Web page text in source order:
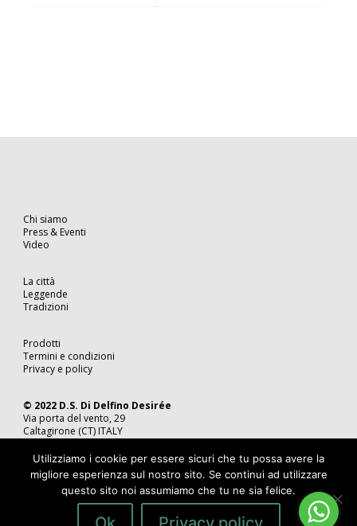
Chi siamo
Press & Eventi
Video
La città
Leggende
Tradizioni
Prodotti
Termini e condizioni
Privacy e policy
© 2022 D.S. Di Delfino Desirée
Via porta del vento, 29
Caltagirone (CT) ITALY
P.IVA 05815350870
Utilizziamo i cookie per essere sicuri che tu possa avere la
migliore esperienza sul nostro sito. Se continui ad utilizzare
questo sito noi assumiamo che tu ne sia felice.